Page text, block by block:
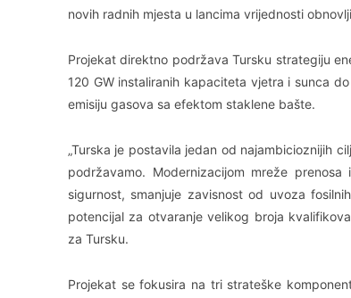
novih radnih mjesta u lancima vrijednosti
Projekat direktno podržava Tursku strategiju
120 GW instaliranih kapaciteta vjetra i sunca
emisiju gasova sa efektom staklene bašte.
„Turska je postavila jedan od najambicioznijih
podržavamo. Modernizacijom mreže
sigurnost, smanjuje zavisnost od uvoza
potencijal za otvaranje velikog broja
za Tursku.
Projekat se fokusira na tri strateške